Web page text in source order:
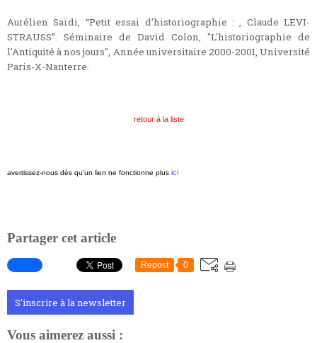
Aurélien Saïdi, “Petit essai d’historiographie : , Claude LEVI-
STRAUSS”. Séminaire de David Colon, "L'historiographie de
l'Antiquité à nos jours", Année universitaire 2000-2001, Université
Paris-X-Nanterre.
retour à la liste
avertissez-nous dès qu’un lien ne fonctionne plus ici
Partager cet article
Repost 0
S'inscrire à la newsletter
Vous aimerez aussi :